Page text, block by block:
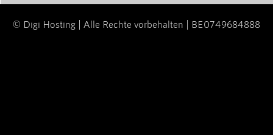
© Digi Hosting | Alle Rechte vorbehalten | BE0749684888